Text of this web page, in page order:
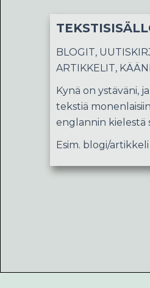
BLOGIT,
ARTIKKELIT,
Kynä on ystäväni,
tekstiä
englannin kielestä
Esim. blogi/